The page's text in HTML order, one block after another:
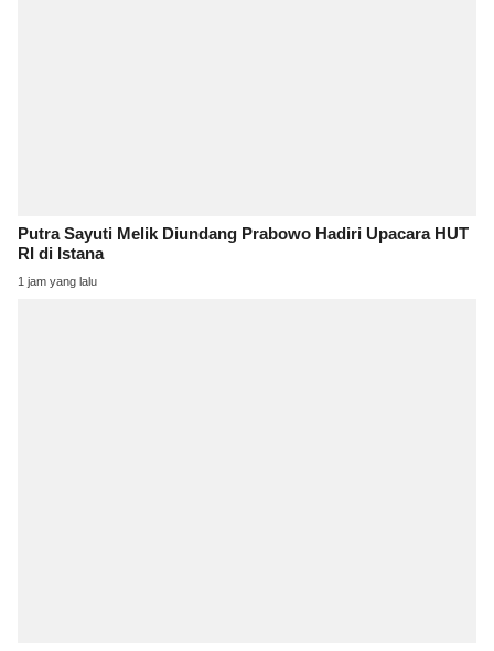
Putra Sayuti Melik Diundang Prabowo Hadiri Upacara HUT
RI di Istana
1 jam yang lalu